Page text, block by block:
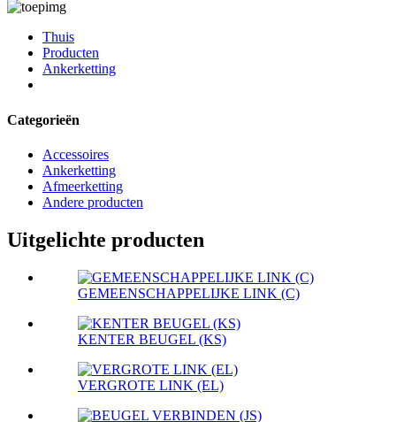
Thuis
Producten
Ankerketting
Categorieën
Accessoires
Ankerketting
Afmeerketting
Andere producten
Uitgelichte producten
GEMEENSCHAPPELIJKE LINK (C)
KENTER BEUGEL (KS)
VERGROTE LINK (EL)